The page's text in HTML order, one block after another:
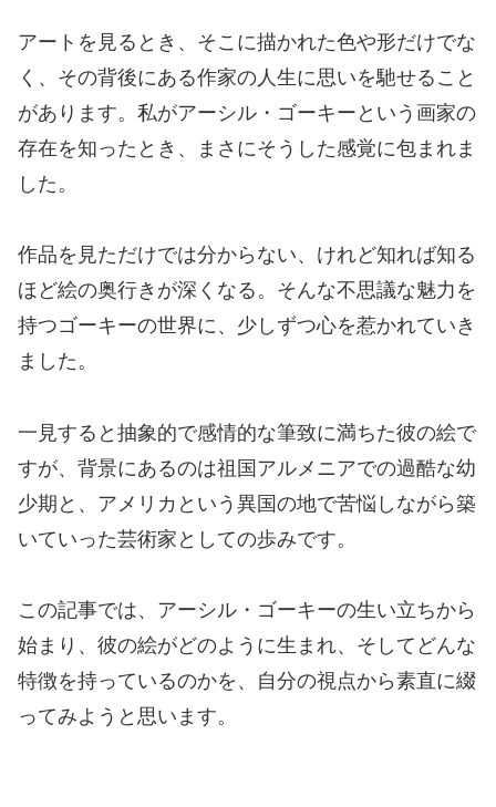
アートを見るとき、そこに描かれた色や形だけでな
く、その背後にある作家の人生に思いを馳せること
があります。私がアーシル・ゴーキーという画家の
存在を知ったとき、まさにそうした感覚に包まれま
した。
作品を見ただけでは分からない、けれど知れば知る
ほど絵の奥行きが深くなる。そんな不思議な魅力を
持つゴーキーの世界に、少しずつ心を惹かれていき
ました。
一見すると抽象的で感情的な筆致に満ちた彼の絵で
すが、背景にあるのは祖国アルメニアでの過酷な幼
少期と、アメリカという異国の地で苦悩しながら築
いていった芸術家としての歩みです。
この記事では、アーシル・ゴーキーの生い立ちから
始まり、彼の絵がどのように生まれ、そしてどんな
特徴を持っているのかを、自分の視点から素直に綴
ってみようと思います。